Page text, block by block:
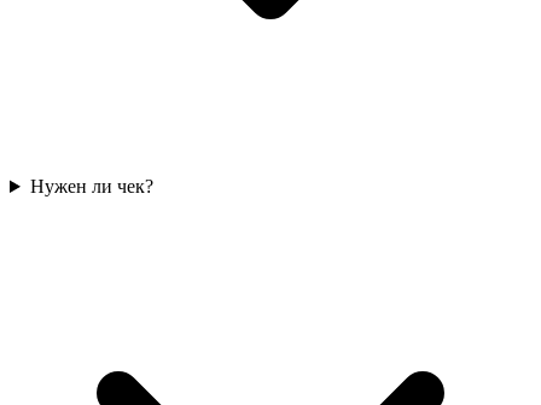
Нужен ли чек?